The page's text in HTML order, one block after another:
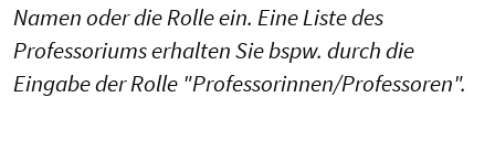
Namen oder die Rolle ein. Eine Liste des
Professoriums erhalten Sie bspw. durch die
Eingabe der Rolle "Professorinnen/Professoren".